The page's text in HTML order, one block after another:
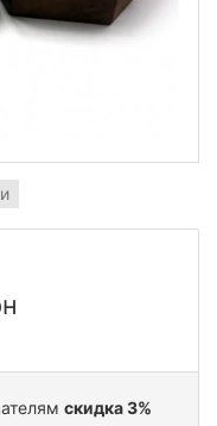
скидка 3%